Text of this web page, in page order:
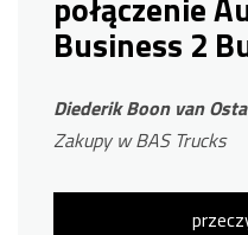
Business 2
Diederik Boon van
Zakupy w BAS Trucks